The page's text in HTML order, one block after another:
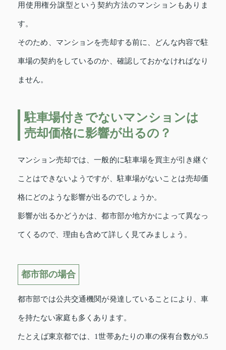
用使用権分譲型という契約方法のマンションもありま
す。
そのため、マンションを売却する前に、どんな内容で駐
車場の契約をしているのか、確認しておかなければなり
ません。
駐車場付きでないマンションは
売却価格に影響が出るの？
マンション売却では、一般的に駐車場を買主が引き継ぐ
ことはできないようですが、駐車場がないことは売却価
格にどのような影響が出るのでしょうか。
影響が出るかどうかは、都市部か地方かによって異なっ
てくるので、理由も含めて詳しく見てみましょう。
都市部の場合
都市部では公共交通機関が発達していることにより、車
を持たない家庭も多くあります。
たとえば東京都では、1世帯あたりの車の保有台数が0.5